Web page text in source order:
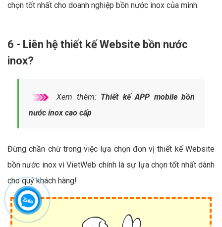
chọn tốt nhất cho doanh nghiệp bồn nước inox của mình.
6 - Liên hệ thiết kế Website bồn nước
inox?
Xem thêm: Thiết kế APP mobile bồn
nước inox cao cấp
Đừng chần chừ trong việc lựa chọn đơn vị thiết kế Website
bồn nước inox vì VietWeb chính là sự lựa chọn tốt nhất dành
cho quý khách hàng!